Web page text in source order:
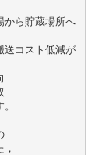
ら貯蔵場所へ
送コスト低減が